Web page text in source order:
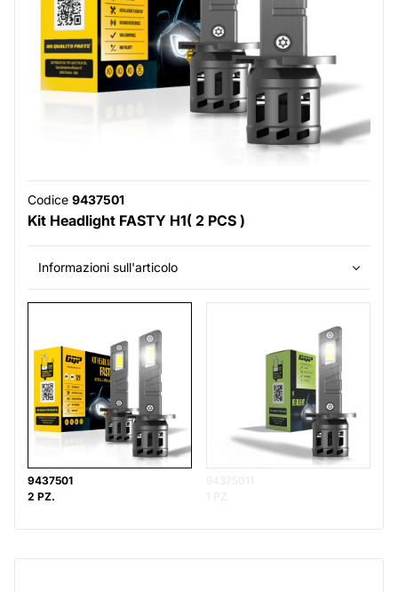
Codice 9437501
Kit Headlight FASTY H1( 2 PCS )
Informazioni sull'articolo
9437501
2 PZ.
94375011
1 PZ.